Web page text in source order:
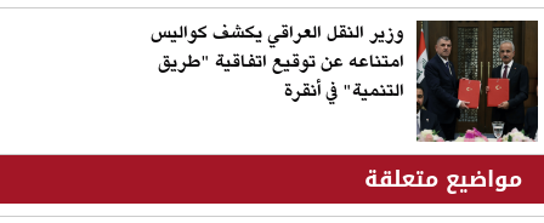
وزير النقل العراقي يكشف كواليس
امتناعه عن توقيع اتفاقية "طريق
التنمية" في أنقرة
مواضيع متعلقة